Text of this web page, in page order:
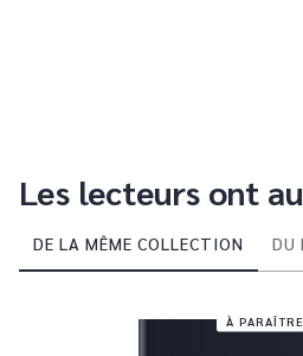
Les lecteurs ont
DE LA MÊME COLLECTION DU
À PARAÎTRE